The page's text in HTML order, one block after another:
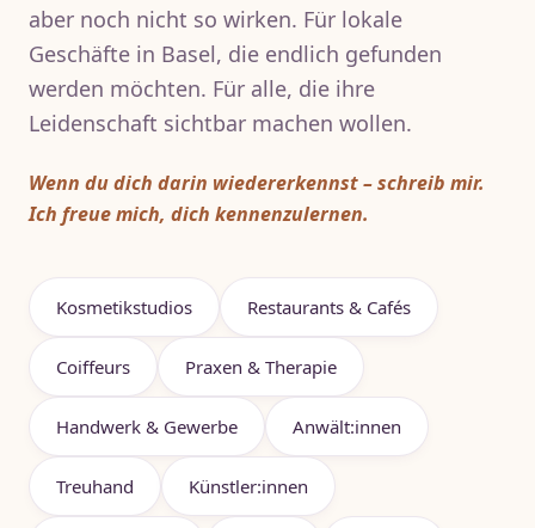
aber noch nicht so wirken. Für lokale
Geschäfte in Basel, die endlich gefunden
werden möchten. Für alle, die ihre
Leidenschaft sichtbar machen wollen.
Wenn du dich darin wiedererkennst – schreib mir.
Ich freue mich, dich kennenzulernen.
Kosmetikstudios Restaurants & Cafés
Coiffeurs Praxen & Therapie
Handwerk & Gewerbe Anwält:innen
Treuhand Künstler:innen